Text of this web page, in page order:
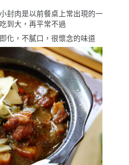
封肉是以前餐桌上常出現的一
到大，再平常不過
化，不膩口，很懷念的味道